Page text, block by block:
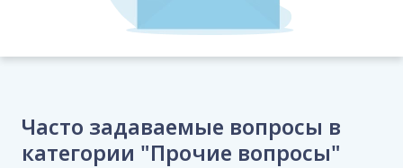
Часто задаваемые вопросы в
категории "Прочие вопросы"